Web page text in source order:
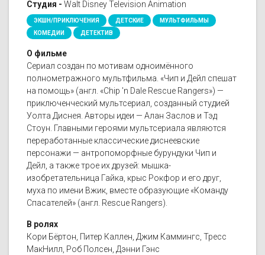
Студия - Walt Disney Television Animation
ЭКШН/ПРИКЛЮЧЕНИЯ ДЕТСКИЕ
МУЛЬТФИЛЬМЫ
КОМЕДИИ
ДЕТЕКТИВ
О фильме
Сериал создан по мотивам одноимённого
полнометражного мультфильма. «Чип и Дейл спешат
на помощь» (англ. «Chip 'n Dale Rescue Rangers») —
приключенческий мультсериал, созданный студией
Уолта Диснея. Авторы идеи — Алан Заслов и Тэд
Стоун. Главными героями мультсериала являются
переработанные классические диснеевские
персонажи — антропоморфные бурундуки Чип и
Дейл, а также трое их друзей: мышка-
изобретательница Гайка, крыс Рокфор и его друг,
муха по имени Вжик, вместе образующие «Команду
Спасателей» (англ. Rescue Rangers).
В ролях
Кори Бёртон, Питер Каллен, Джим Каммингс, Тресс
МакНилл, Роб Полсен, Дэнни Гэнс